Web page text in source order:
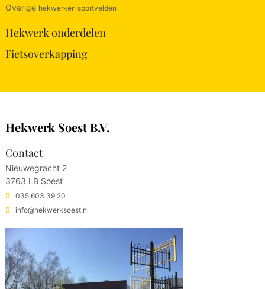
Overige hekwerken sportvelden
Hekwerk onderdelen
Fietsoverkapping
Hekwerk Soest B.V.
Contact
Nieuwegracht 2
3763 LB Soest
035 603 39 20
info@hekwerksoest.nl